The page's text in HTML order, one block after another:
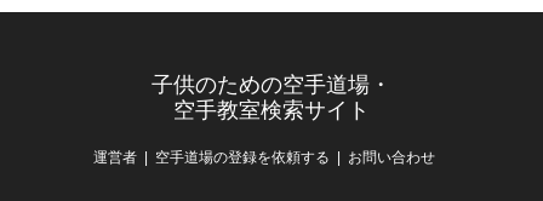
子供のための空手道場・
空手教室検索サイト
運営者 空手道場の登録を依頼する お問い合わせ